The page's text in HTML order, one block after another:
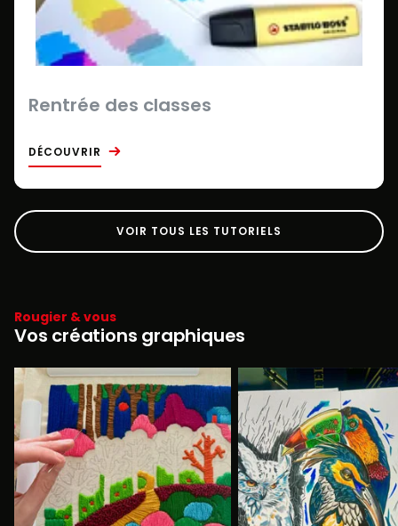
Rentrée des classes
DÉCOUVRIR
VOIR TOUS LES TUTORIELS
Rougier & vous
Vos créations graphiques